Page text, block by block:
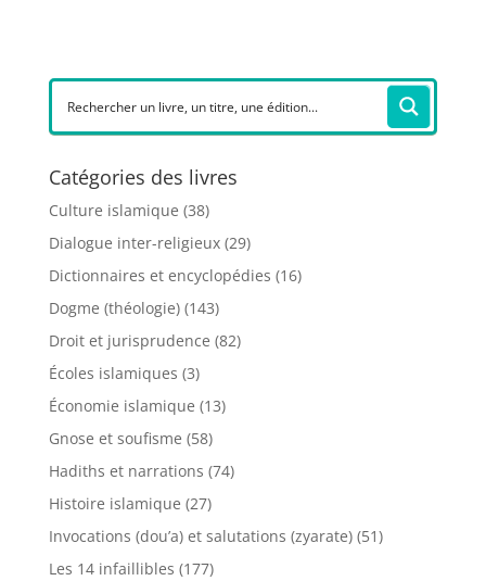
Catégories des livres
Culture islamique (38)
Dialogue inter-religieux (29)
Dictionnaires et encyclopédies (16)
Dogme (théologie) (143)
Droit et jurisprudence (82)
Écoles islamiques (3)
Économie islamique (13)
Gnose et soufisme (58)
Hadiths et narrations (74)
Histoire islamique (27)
Invocations (dou’a) et salutations (zyarate) (51)
Les 14 infaillibles (177)